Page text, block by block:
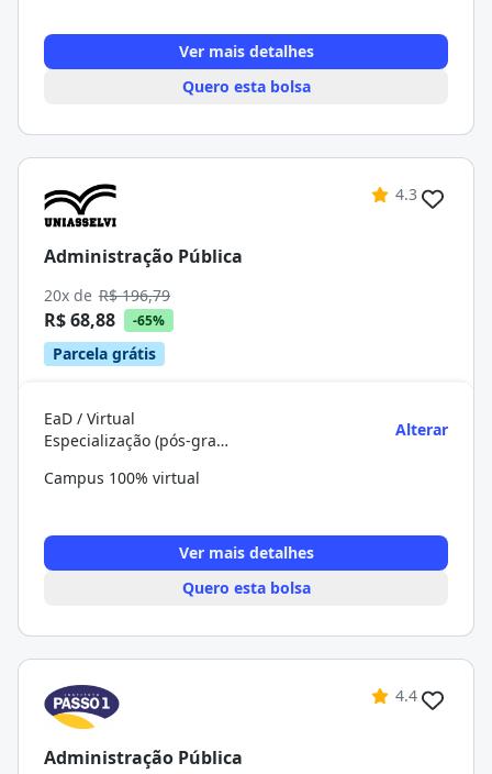
Ver mais detalhes
Quero esta bolsa
4.3
Administração Pública
20x de R$ 196,79
R$ 68,88 -65%
Parcela grátis
EaD / Virtual
Especialização (pós-graduação)
Alterar
Campus 100% virtual
Ver mais detalhes
Quero esta bolsa
4.4
Administração Pública